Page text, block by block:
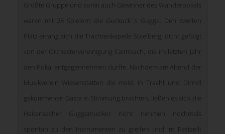
Größte Gruppe und somit auch Gewinner des Wanderpokals
waren mit 28 Spielern die Guckuck`s Gugga. Den zweiten
Platz errang sich die Trachtenkapelle Spielberg, dicht gefolgt
von der Orchestervereinigung Calmbach, die im letzten Jahr
den Pokal entgegennehmen durfte. Nachdem am Abend der
Musikverein Wiesenstetten die meist in Tracht und Dirndl
gekommenen Gäste in Stimmung brachten, ließen es sich die
Haiterbacher Guggamusiker nicht nehmen nochmals
spontan zu den Instrumenten zu greifen und im Festzellt